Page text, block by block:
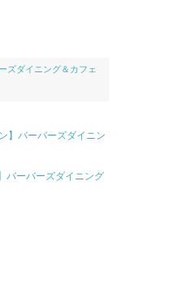
ズダイニング＆カフェ
】バーバーズダイニン
バーバーズダイニング